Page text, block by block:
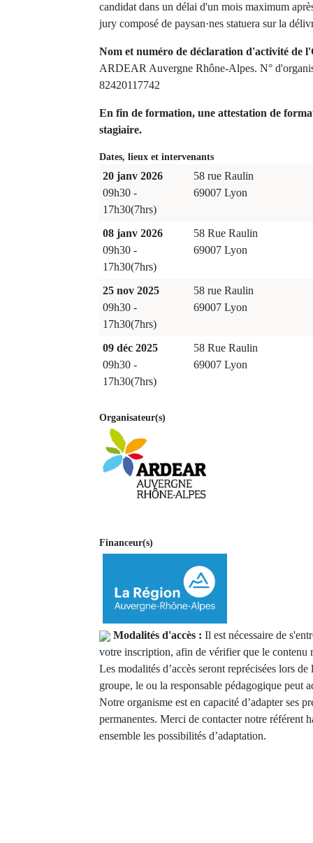
candidat dans un délai d'un mois maximum
jury composé de paysan·nes statuera sur la
Nom et numéro de déclaration d'activité de
ARDEAR Auvergne Rhône-Alpes. N°
82420117742
En fin de formation, une attestation de
stagiaire.
Dates, lieux et intervenants
20 janv 2026
09h30 -
17h30(7hrs)
58 rue Raulin
69007 Lyon
08 janv 2026
09h30 -
17h30(7hrs)
58 Rue Raulin
69007 Lyon
25 nov 2025
09h30 -
17h30(7hrs)
58 rue Raulin
69007 Lyon
09 déc 2025
09h30 -
17h30(7hrs)
58 Rue Raulin
69007 Lyon
Organisateur(s)
Financeur(s)
Modalités d'accès : Il est nécessaire de
votre inscription, afin de vérifier que le contenu
Les modalités d’accès seront reprécisées lors
groupe, le ou la responsable pédagogique peut
Notre organisme est en capacité d’adapter ses
permanentes. Merci de contacter notre référent
ensemble les possibilités d’adaptation.